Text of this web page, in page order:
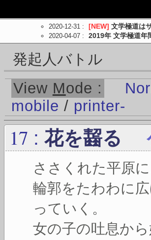
2020-12-31: [NEW] 文学極道は
2020-04-07: 2019年 文学極道年
発起人バトル
View Mode :
mobile / printer-
17 : 花を齧る
ささくれた平原
輪郭をたわわに
っていく。
女の子の吐息か